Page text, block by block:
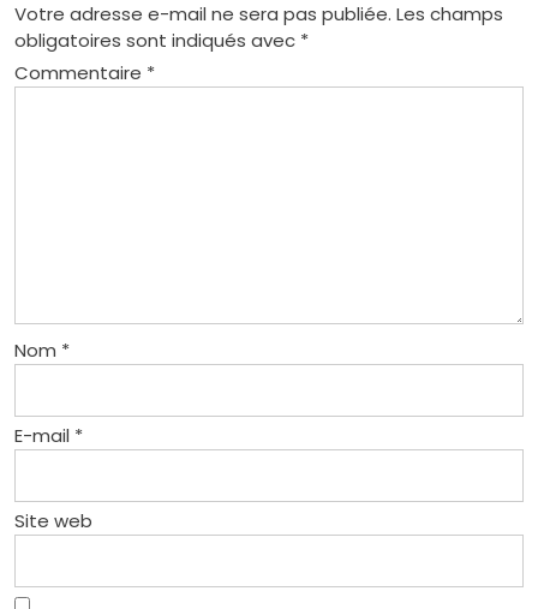
Votre adresse e-mail ne sera pas publiée. Les champs
obligatoires sont indiqués avec *
Commentaire *
Nom *
E-mail *
Site web